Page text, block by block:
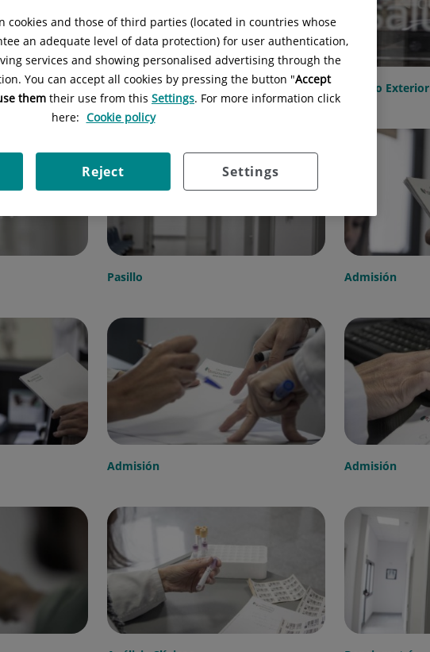
Fachada Acceso Exterior
Pasillo Admisión
Admisión Admisión
cookies and those of third parties (located in countries whose
an adequate level of data protection) for user authentication,
services and showing personalised advertising through the
You can accept all cookies by pressing the button "Accept
them their use from this Settings. For more information click
here: Cookie policy
Settings
Reject